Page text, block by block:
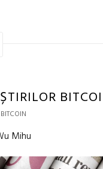
BITCOIN
Mihu